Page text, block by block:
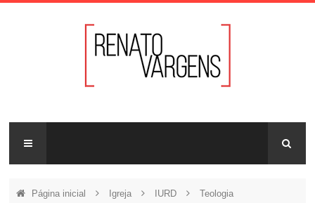
Página inicial Igreja IURD Teologia